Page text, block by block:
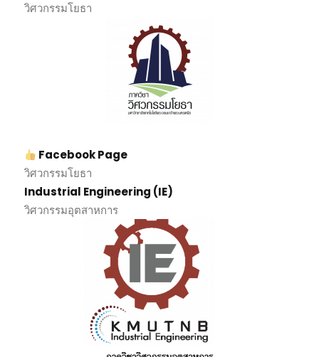
วิศวกรรมโยธา
Facebook Page
วิศวกรรมโยธา
Industrial Engineering (IE)
วิศวกรรมอุตสาหการ